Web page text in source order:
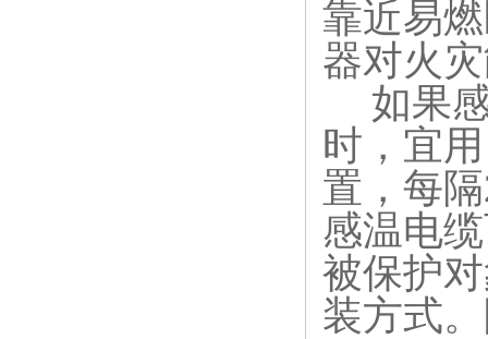
靠近易
器对火
如果感
时，宜
置，每
感温电
被保护
装方式